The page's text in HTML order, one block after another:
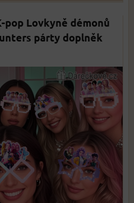
pop Lovkyně démonů
párty doplněk